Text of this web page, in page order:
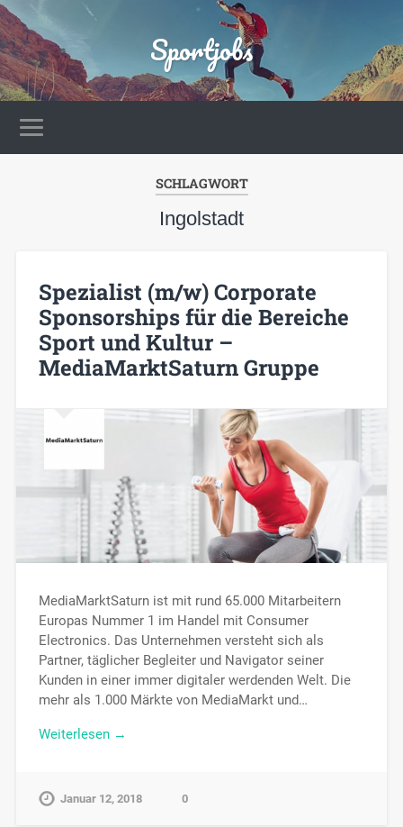
Sportjobs
SCHLAGWORT
Ingolstadt
Spezialist (m/w) Corporate
Sponsorships für die Bereiche
Sport und Kultur –
MediaMarktSaturn Gruppe
MediaMarktSaturn ist mit rund 65.000 Mitarbeitern
Europas Nummer 1 im Handel mit Consumer
Electronics. Das Unternehmen versteht sich als
Partner, täglicher Begleiter und Navigator seiner
Kunden in einer immer digitaler werdenden Welt. Die
mehr als 1.000 Märkte von MediaMarkt und…
Weiterlesen →
Januar 12, 2018 0